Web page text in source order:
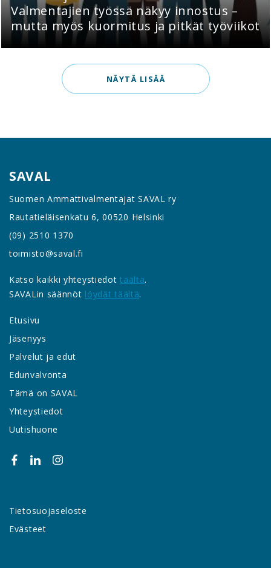
Valmentajien työssä näkyy innostus –
mutta myös kuormitus ja pitkät työviikot
NÄYTÄ LISÄÄ
SAVAL
Suomen Ammattivalmentajat SAVAL ry
Rautatieläisenkatu 6, 00520 Helsinki
(09) 2510 1370
toimisto@saval.fi
Katso kaikki yhteystiedottäältä.
SAVALin säännöt löydät täältä.
Etusivu
Jäsenyys
Palvelut ja edut
Edunvalvonta
Tämä on SAVAL
Yhteystiedot
Uutishuone
Tietosuojaseloste
Evästeet